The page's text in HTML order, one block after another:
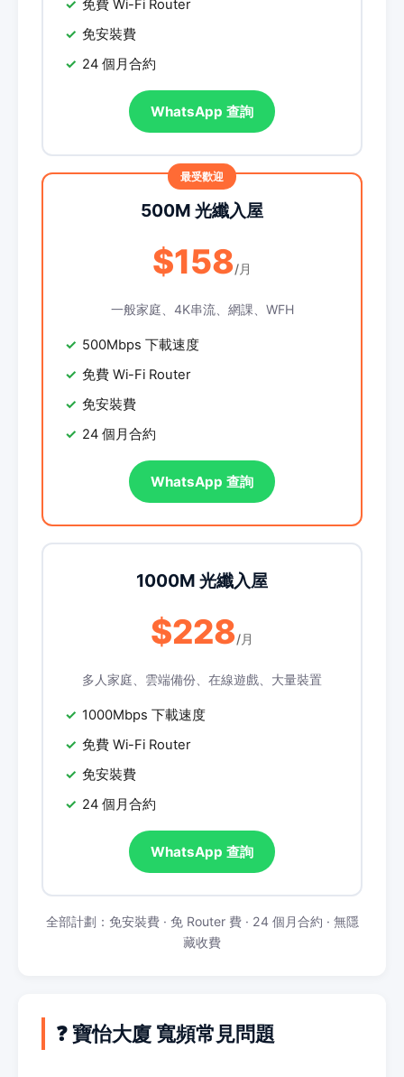
免費 Wi-Fi Router
免安裝費
24 個月合約
WhatsApp 查詢
500M 光纖入屋
$158/月
一般家庭、4K串流、網課、WFH
500Mbps 下載速度
免費 Wi-Fi Router
免安裝費
24 個月合約
WhatsApp 查詢
1000M 光纖入屋
$228/月
多人家庭、雲端備份、在線遊戲、大量裝置
1000Mbps 下載速度
免費 Wi-Fi Router
免安裝費
24 個月合約
WhatsApp 查詢
全部計劃：免安裝費 · 免 Router 費 · 24 個月合約 · 無隱
藏收費
❓ 寶怡大廈 寬頻常見問題